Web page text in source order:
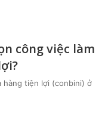
công việc làm
hàng tiện lợi (conbini) ở